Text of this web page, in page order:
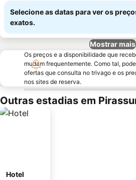
Selecione as datas para ver os
exatos.
Mostrar mais
Os preços e a disponibilidade que
mudam frequentemente. Como tal,
ofertas que consulta no trivago e os
nos sites de reserva.
Outras estadias em
Hotel